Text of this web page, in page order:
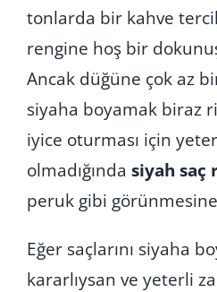
tonlarda bir kahve
rengine hoş bir
Ancak düğüne çok az
siyaha boyamak biraz
iyice oturması için
olmadığında siyah saç
peruk gibi
Eğer saçlarını siyaha
kararlıysan ve yeterli